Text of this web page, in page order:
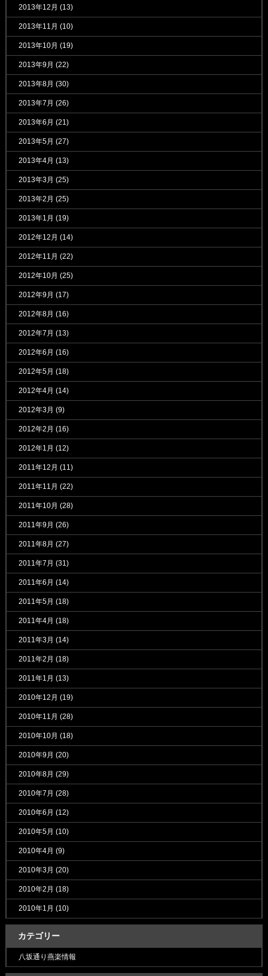
2013年12月 (13)
2013年11月 (10)
2013年10月 (19)
2013年9月 (22)
2013年8月 (30)
2013年7月 (26)
2013年6月 (21)
2013年5月 (27)
2013年4月 (13)
2013年3月 (25)
2013年2月 (25)
2013年1月 (19)
2012年12月 (14)
2012年11月 (22)
2012年10月 (25)
2012年9月 (17)
2012年8月 (16)
2012年7月 (13)
2012年6月 (16)
2012年5月 (18)
2012年4月 (14)
2012年3月 (9)
2012年2月 (16)
2012年1月 (12)
2011年12月 (11)
2011年11月 (22)
2011年10月 (28)
2011年9月 (26)
2011年8月 (27)
2011年7月 (31)
2011年6月 (14)
2011年5月 (18)
2011年4月 (18)
2011年3月 (14)
2011年2月 (18)
2011年1月 (13)
2010年12月 (19)
2010年11月 (28)
2010年10月 (18)
2010年9月 (20)
2010年8月 (29)
2010年7月 (28)
2010年6月 (12)
2010年5月 (10)
2010年4月 (9)
2010年3月 (20)
2010年2月 (18)
2010年1月 (10)
カテゴリー
八坂通り燕楽情報